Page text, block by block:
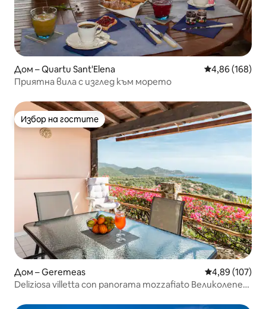
Дом – Quartu Sant'Elena Средна
4,86 (168)
Приятна вила с изглед към морето
Избор на гостите
Избор на гостите
Дом – Geremeas Средна
4,89 (107)
Deliziosa villetta con panorama mozzafiato Великолепен